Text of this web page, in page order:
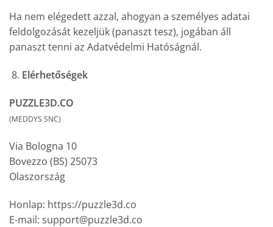
Ha nem elégedett azzal, ahogyan a személyes adatai
feldolgozását kezeljük (panaszt tesz), jogában áll
panaszt tenni az Adatvédelmi Hatóságnál.
Elérhetőségek
PUZZLE3D.CO
(MEDDYS SNC)
Via Bologna 10
Bovezzo (BS) 25073
Olaszország
Honlap: https://puzzle3d.co
E-mail: support@puzzle3d.co